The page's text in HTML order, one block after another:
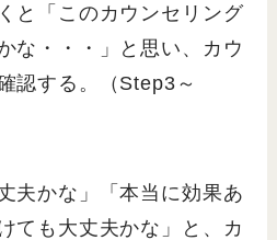
と「このカウンセリング
な・・・」と思い、カウ
認する。（Step3～
夫かな」「本当に効果あ
ても大丈夫かな」と、カ